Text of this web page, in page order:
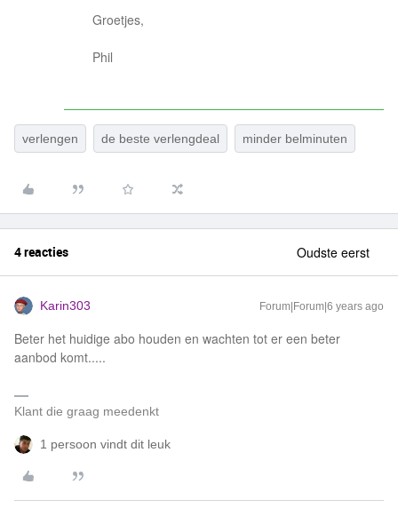
Groetjes,
Phil
verlengen de beste verlengdeal minder belminuten
4 reacties Oudste eerst
Karin303 Forum|Forum|6 years ago
Beter het huidige abo houden en wachten tot er een beter
aanbod komt.....
Klant die graag meedenkt
1 persoon vindt dit leuk